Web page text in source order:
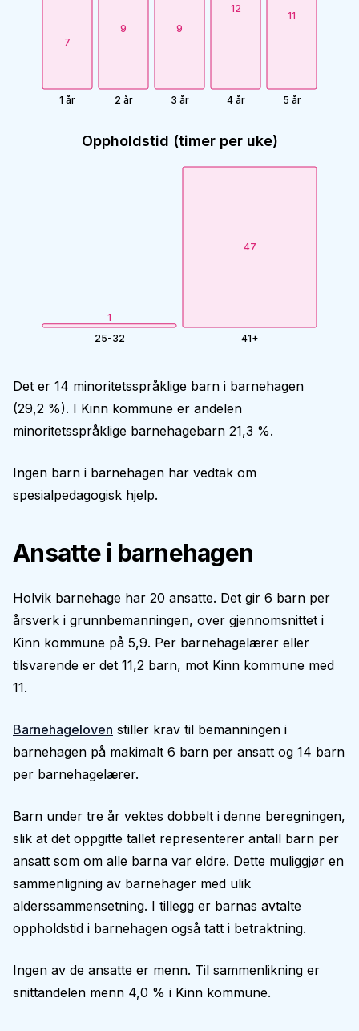
7
1 år
9
2 år
9
3 år
12
4 år
11
5 år
Oppholdstid (timer per uke)
1
25-32
47
41+
Det er 14 minoritetsspråklige barn i barnehagen
(29,2 %). I Kinn kommune er andelen
minoritetsspråklige barnehagebarn 21,3 %.
Ingen barn i barnehagen har vedtak om
spesialpedagogisk hjelp.
Ansatte i barnehagen
Holvik barnehage har 20 ansatte. Det gir 6 barn per
årsverk i grunnbemanningen, over gjennomsnittet i
Kinn kommune på 5,9. Per barnehagelærer eller
tilsvarende er det 11,2 barn, mot Kinn kommune med
11.
Barnehageloven stiller krav til bemanningen i
barnehagen på makimalt 6 barn per ansatt og 14 barn
per barnehagelærer.
Barn under tre år vektes dobbelt i denne beregningen,
slik at det oppgitte tallet representerer antall barn per
ansatt som om alle barna var eldre. Dette muliggjør en
sammenligning av barnehager med ulik
alderssammensetning. I tillegg er barnas avtalte
oppholdstid i barnehagen også tatt i betraktning.
Ingen av de ansatte er menn. Til sammenlikning er
snittandelen menn 4,0 % i Kinn kommune.